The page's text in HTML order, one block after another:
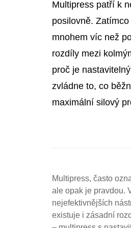
Multipress patří k
posilovně.
mnohem víc než
rozdíly mezi
proč je
zvládne to, co
maximální silový
Multipress, často
ale opak je pravdou.
nejefektivnějších
existuje i zásadní